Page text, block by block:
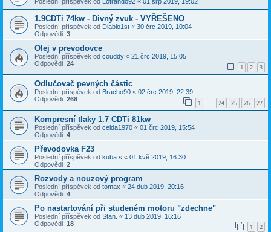
Poslední příspěvek od Lotrando92 « 01 srp 2019, 19:02
1.9CDTi 74kw - Divný zvuk - VYŘEŠENO
Poslední příspěvek od Diablo1st « 30 črc 2019, 10:04
Odpovědi: 3
Olej v prevodovce
Poslední příspěvek od couddy « 21 črc 2019, 15:05
Odpovědi: 24 1 2 3
Odlučovač pevných částic
Poslední příspěvek od Bracho90 « 02 črc 2019, 22:39
Odpovědi: 268 1 … 24 25 26 27
Kompresní tlaky 1.7 CDTi 81kw
Poslední příspěvek od celda1970 « 01 črc 2019, 15:54
Odpovědi: 4
Převodovka F23
Poslední příspěvek od kuba.s « 01 kvě 2019, 16:30
Odpovědi: 2
Rozvody a nouzový program
Poslední příspěvek od tomax « 24 dub 2019, 20:16
Odpovědi: 4
Po nastartování při studeném motoru "zdechne"
Poslední příspěvek od Stan. « 13 dub 2019, 16:16
Odpovědi: 18 1 2